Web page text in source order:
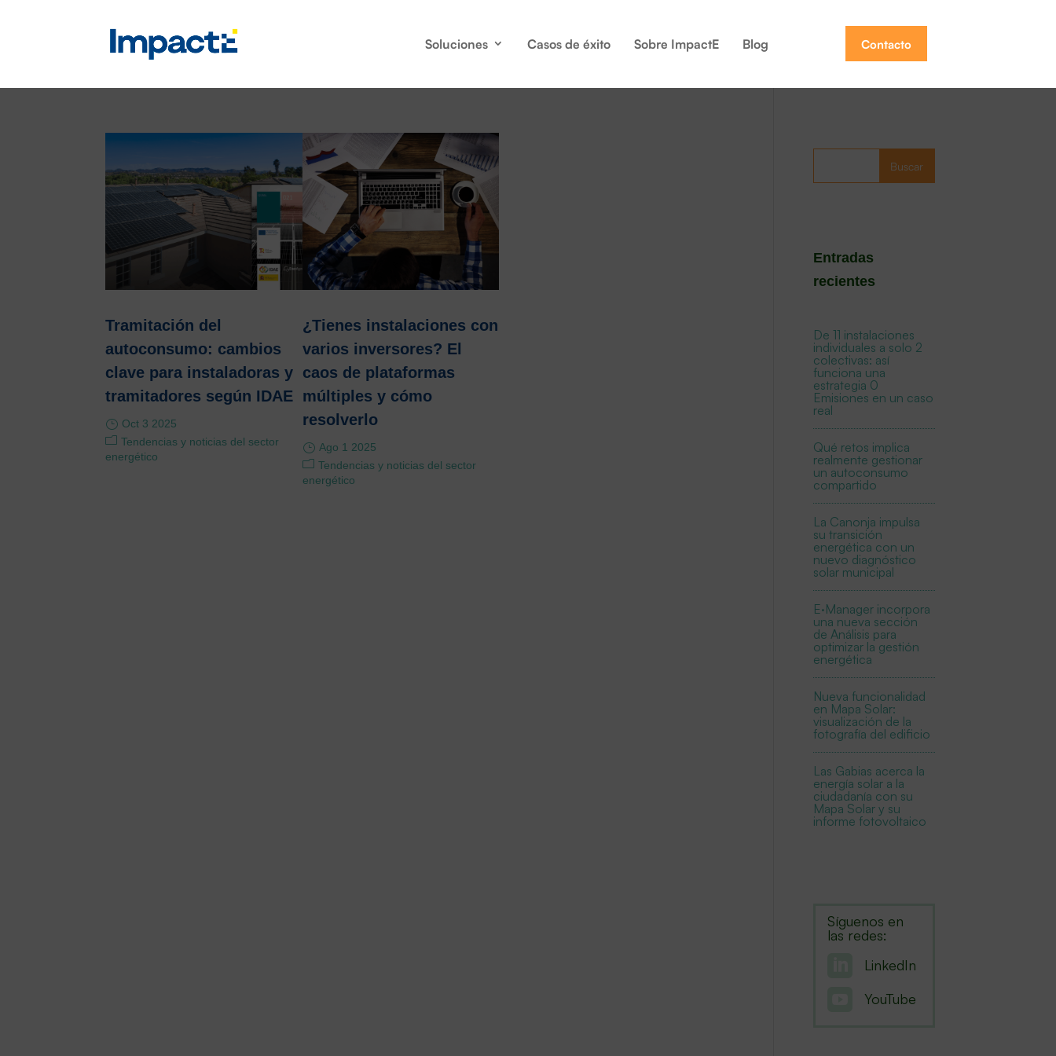
Soluciones Casos de éxito Sobre ImpactE Blog Contacto
Tramitación del
autoconsumo: cambios
clave para instaladoras y
tramitadores según IDAE
Oct 3 2025
Tendencias y noticias del sector
energético
¿Tienes instalaciones con
varios inversores? El
caos de plataformas
múltiples y cómo
resolverlo
Ago 1 2025
Tendencias y noticias del sector
energético
Buscar
Entradas
recientes
De 11 instalaciones
individuales a solo 2
colectivas: así
funciona una
estrategia 0
Emisiones en un caso
real
Qué retos implica
realmente gestionar
un autoconsumo
compartido
La Canonja impulsa
su transición
energética con un
nuevo diagnóstico
solar municipal
E·Manager incorpora
una nueva sección
de Análisis para
optimizar la gestión
energética
Nueva funcionalidad
en Mapa Solar:
visualización de la
fotografía del edificio
Las Gabias acerca la
energía solar a la
ciudadanía con su
Mapa Solar y su
informe fotovoltaico
Síguenos en
las redes:
LinkedIn
YouTube